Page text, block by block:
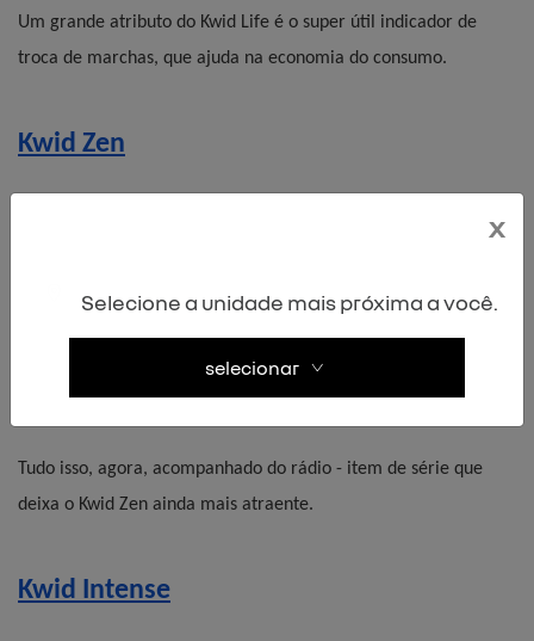
Um grande atributo do Kwid Life é o super útil indicador de
troca de marchas, que ajuda na economia do consumo.
Kwid Zen
É a versão do Kwid que eleva as sensações de conforto e
Tudo isso, agora, acompanhado do rádio - item de série que
deixa o Kwid Zen ainda mais atraente.
Kwid Intense
x
Selecione a unidade mais próxima a você.
selecionar